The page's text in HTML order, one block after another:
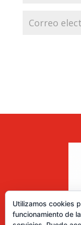
Utilizamos cookies
funcionamiento de